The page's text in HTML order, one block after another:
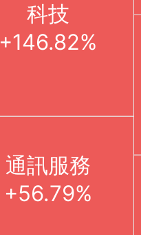
科技
+146.82%
通訊服務
+56.79%